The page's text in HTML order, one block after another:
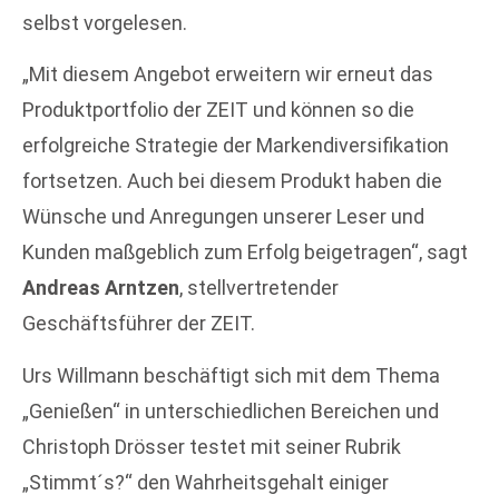
selbst vorgelesen.
„Mit diesem Angebot erweitern wir erneut das
Produktportfolio der ZEIT und können so die
erfolgreiche Strategie der Markendiversifikation
fortsetzen. Auch bei diesem Produkt haben die
Wünsche und Anregungen unserer Leser und
Kunden maßgeblich zum Erfolg beigetragen“, sagt
Andreas Arntzen, stellvertretender
Geschäftsführer der ZEIT.
Urs Willmann beschäftigt sich mit dem Thema
„Genießen“ in unterschiedlichen Bereichen und
Christoph Drösser testet mit seiner Rubrik
„Stimmt´s?“ den Wahrheitsgehalt einiger